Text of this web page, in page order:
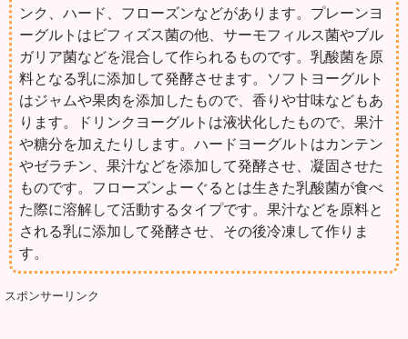
ンク、ハード、フローズンなどがあります。プレーンヨ
ーグルトはビフィズス菌の他、サーモフィルス菌やブル
ガリア菌などを混合して作られるものです。乳酸菌を原
料となる乳に添加して発酵させます。ソフトヨーグルト
はジャムや果肉を添加したもので、香りや甘味などもあ
ります。ドリンクヨーグルトは液状化したもので、果汁
や糖分を加えたりします。ハードヨーグルトはカンテン
やゼラチン、果汁などを添加して発酵させ、凝固させた
ものです。フローズンよーぐるとは生きた乳酸菌が食べ
た際に溶解して活動するタイプです。果汁などを原料と
される乳に添加して発酵させ、その後冷凍して作りま
す。
スポンサーリンク